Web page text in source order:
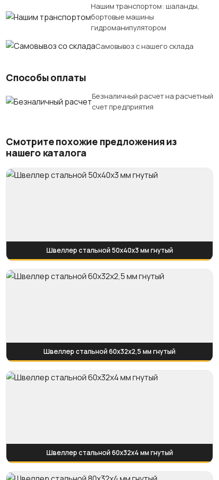
Нашим транспортом: шаланды,
бортовые машины
гидроманипулятором
Самовывоз с нашего склада
Способы оплаты
Безналичный расчет на расчетный
счет предприятия
Смотрите похожие предложения из
нашего каталога
Швеллер стальной 50x40x3 мм гнутый
Швеллер стальной 60x32x2,5 мм гнутый
Швеллер стальной 60x32x4 мм гнутый